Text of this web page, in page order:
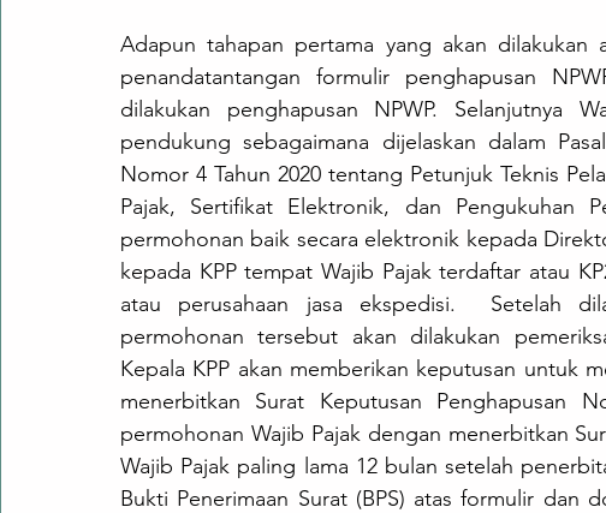
Adapun tahapan pertama yang akan dilakukan
penandatantangan formulir penghapusan
dilakukan penghapusan NPWP. Selanjutnya
pendukung sebagaimana dijelaskan dalam
Nomor 4 Tahun 2020 tentang Petunjuk Teknis
Pajak, Sertifikat Elektronik, dan Pengukuhan
permohonan baik secara elektronik kepada
kepada KPP tempat Wajib Pajak terdaftar atau
atau perusahaan jasa ekspedisi.  Setelah
permohonan tersebut akan dilakukan
Kepala KPP akan memberikan keputusan untuk
menerbitkan Surat Keputusan Penghapusan
permohonan Wajib Pajak dengan menerbitkan
Wajib Pajak paling lama 12 bulan setelah
Bukti Penerimaan Surat (BPS) atas formulir dan